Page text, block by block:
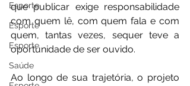
Esporte
Esporte
Esporte
Saúde
que publicar exige responsabilidade
com quem lê, com quem fala e com
quem, tantas vezes, sequer teve a
oportunidade de ser ouvido.
Ao longo de sua trajetória, o projeto